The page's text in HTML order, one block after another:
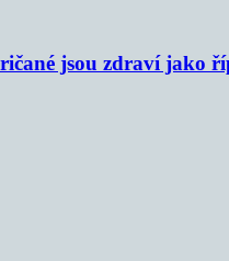
jsou zdraví jako